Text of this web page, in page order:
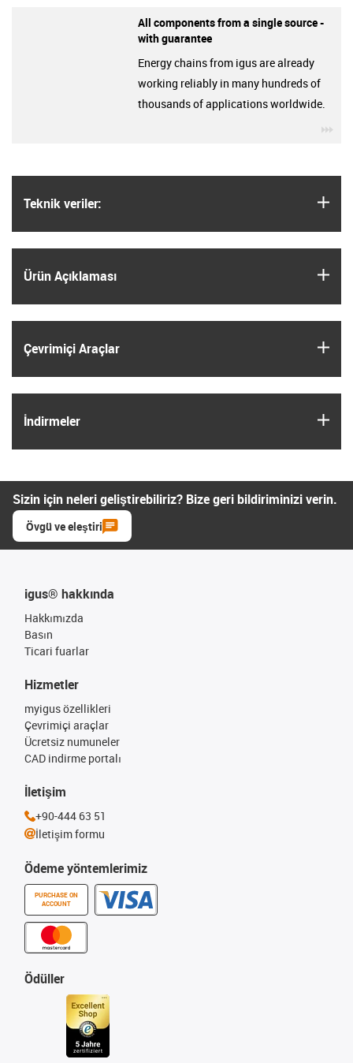
Teknik veriler:
Ürün Açıklaması
Çevrimiçi Araçlar
İndirmeler
All components from a single source -
with guarantee
Energy chains from igus are already
working reliably in many hundreds of
thousands of applications worldwide.
Sizin için neleri geliştirebiliriz? Bize geri bildiriminizi verin.
Övgü ve eleştiri
igus® hakkında
Hakkımızda
Basın
Ticari fuarlar
Ödeme yöntemlerimiz
PURCHASE ON
ACCOUNT
Hizmetler
myigus özellikleri
Çevrimiçi araçlar
Ücretsiz numuneler
CAD indirme portalı
Ödüller
İletişim
+90-444 63 51
İletişim formu